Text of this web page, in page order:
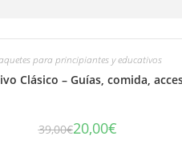
para principiantes y educativos
Clásico – Guías, comida,
39,00€ El
20,00€
El